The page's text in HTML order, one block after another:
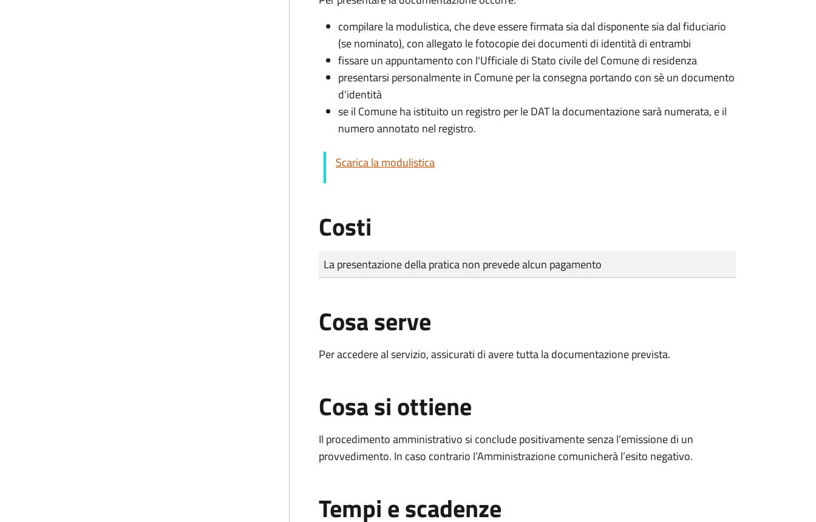
compilare la modulistica, che deve essere firmata sia dal disponente sia dal fiduciario
(se nominato), con allegato le fotocopie dei documenti di identità di entrambi
fissare un appuntamento con l'Ufficiale di Stato civile del Comune di residenza
presentarsi personalmente in Comune per la consegna portando con sè un documento
d'identità
se il Comune ha istituito un registro per le DAT la documentazione sarà numerata, e il
numero annotato nel registro.
Scarica la modulistica
Costi
Tipo di pagamento
Importo
La presentazione della pratica non prevede alcun pagamento
Cosa serve
Per accedere al servizio, assicurati di avere tutta la documentazione prevista.
Cosa si ottiene
Il procedimento amministrativo si conclude positivamente senza l’emissione di un
provvedimento. In caso contrario l’Amministrazione comunicherà l’esito negativo.
Tempi e scadenze